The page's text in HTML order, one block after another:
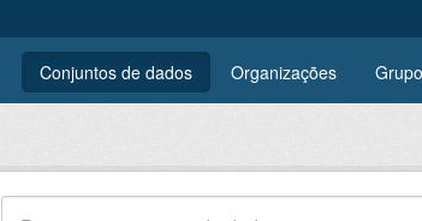
Conjuntos de dados Organizações